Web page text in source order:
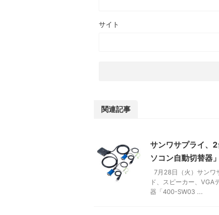
サイト
関連記事
サンワサプライ、
ソコン自動切替器
7月28日（火）サンワ
ド、スピーカー、VGA
器「400-SW03 ...